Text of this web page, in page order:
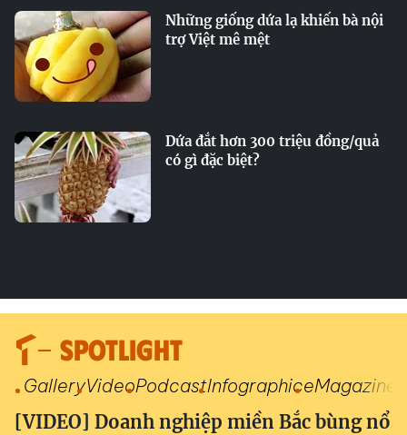
Những giống dứa lạ khiến bà nội
trợ Việt mê mệt
Dứa đắt hơn 300 triệu đồng/quả
có gì đặc biệt?
SPOTLIGHT
GalleryVideoPodcastInfographiceMagazine
[VIDEO] Doanh nghiệp miền Bắc bùng nổ